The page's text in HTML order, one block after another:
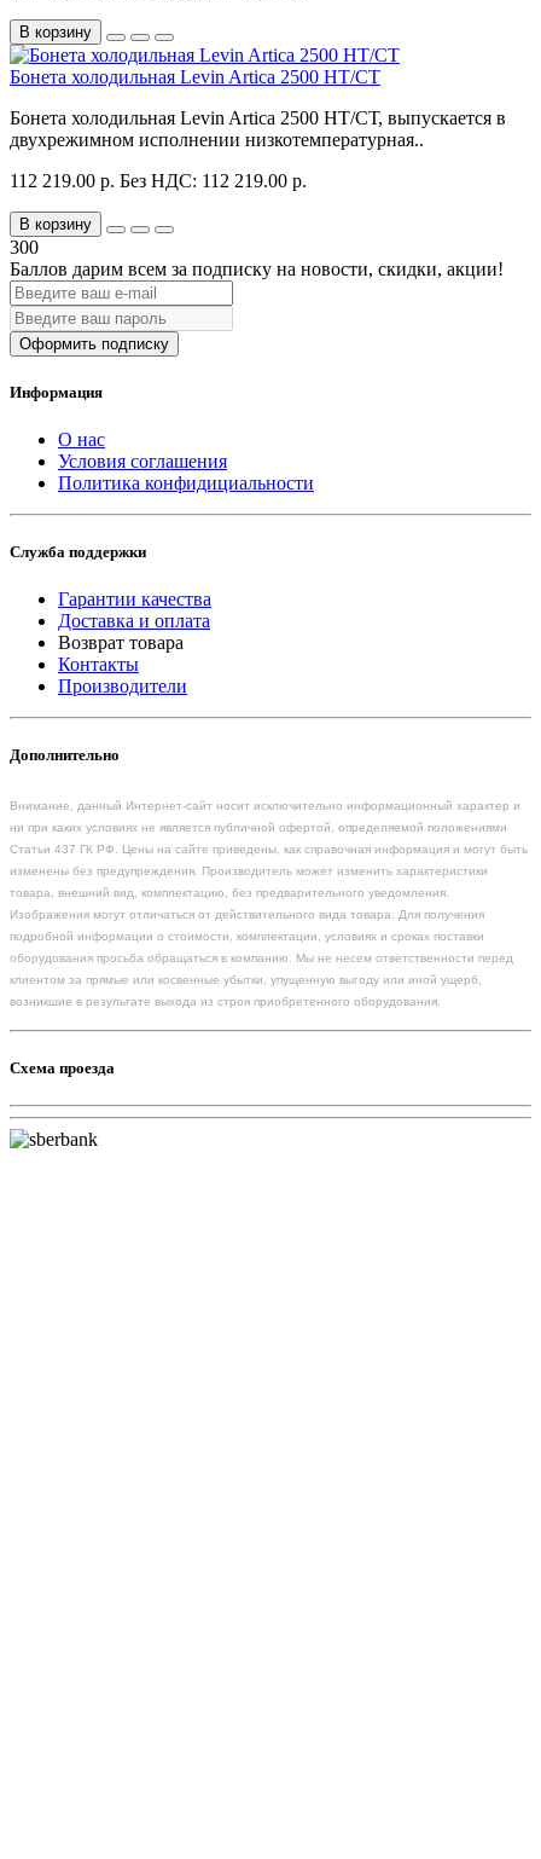
В корзину
Бонета холодильная Levin Artica 2500 НТ/СТ
Бонета холодильная Levin Artica 2500 НТ/СТ, выпускается в
двухрежимном исполнении низкотемпературная..
112 219.00 р. Без НДС: 112 219.00 р.
В корзину
300
Баллов дарим всем за подписку на новости, скидки, акции!
Оформить подписку
Информация
О нас
Условия соглашения
Политика конфидициальности
Служба поддержки
Гарантии качества
Доставка и оплата
Возврат товара
Контакты
Производители
Дополнительно
Внимание, данный Интернет-сайт носит исключительно информационный характер и
ни при каких условиях не является публичной офертой, определяемой положениями
Статьи 437 ГК РФ. Цены на сайте приведены, как справочная информация и могут быть
изменены без предупреждения. Производитель может изменить характеристики
товара, внешний вид, комплектацию, без предварительного уведомления.
Изображения могут отличаться от действительного вида товара. Для получения
подробной информации о стоимости, комплектации, условиях и сроках поставки
оборудования просьба обращаться в компанию. Мы не несем ответственности перед
клиентом за прямые или косвенные убытки, упущенную выгоду или иной ущерб,
возникшие в результате выхода из строя приобретенного оборудования.
Схема проезда